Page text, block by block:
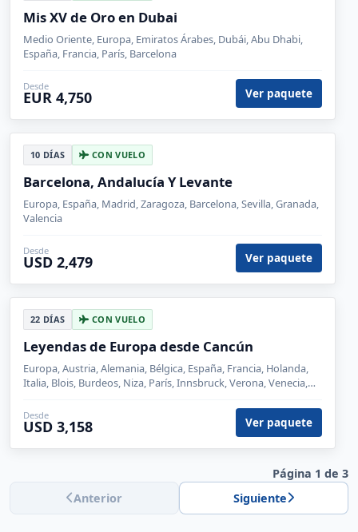
Mis XV de Oro en Dubai
Medio Oriente, Europa, Emiratos Árabes, Dubái, Abu Dhabi,
España, Francia, París, Barcelona
Desde
EUR 4,750 Ver paquete
10 DÍAS CON VUELO
Barcelona, Andalucía Y Levante
Europa, España, Madrid, Zaragoza, Barcelona, Sevilla, Granada,
Valencia
Desde
USD 2,479 Ver paquete
22 DÍAS CON VUELO
Leyendas de Europa desde Cancún
Europa, Austria, Alemania, Bélgica, España, Francia, Holanda,
Italia, Blois, Burdeos, Niza, París, Innsbruck, Verona, Venecia,
Brujas, Ámsterdam, Frankfurt, Pisa, Colonia, Burgos
Desde
USD 3,158 Ver paquete
Anterior
Página 1 de 3
Siguiente